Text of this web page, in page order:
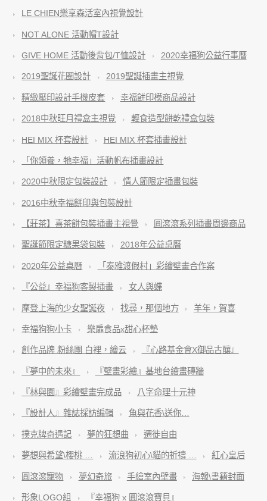
LE CHIEN樂享森活室內視覺設計
NOT ALONE 活動帽T設計
GIVE HOME 活動後背包/T恤設計 2020幸福狗公益行事曆
2019聖誕花圈設計 2019聖誕插畫主視覺
精緻壓印設計手機皮套 幸福餅印模商品設計
2018中秋旺月禮盒主視覺 輕食造型餅乾禮盒包裝
HEI MIX 杯套設計 HEI MIX 杯套插畫設計
「你領養，牠幸福」活動帆布插畫設計
2020中秋限定包裝設計 情人節限定插畫包裝
2016中秋幸福餅印與包裝設計
【莊茶】喜茶餅包裝插畫主視覺 圓滾滾系列插畫周邊商品
聖誕節限定糖果袋包裝 2018年公益桌曆
2020年公益桌曆 「泰雅渡假村」彩繪壁畫合作案
『公益』幸福狗客製插畫 女人與蝶
摩登上海的少女聖誕夜 找尋，那個地方 羊年，賀喜
幸福狗狗小卡 樂扉食品x甜心杯墊
創作品牌 粉絲團 白裡，繪云 『心路基金會X御品古釀』
『夢中的未來』 『壁畫彩繪』基地台繪畫磚牆
『林與園』彩繪壁畫完成品 八字命理十元神
『設計人』雜誌採訪編輯 魚與花香\送你…
撲克牌奇遇記 夢的狂想曲 遷徙自由
夢想與希望\櫻桃 … 流浪狗初心\貓的祈禱 … 紅心皇后
圓滾滾寵物 夢幻奇旅 手繪室內壁畫 海報\書籍封面
形象LOGO組 『幸福狗 x 圓滾滾寶貝』